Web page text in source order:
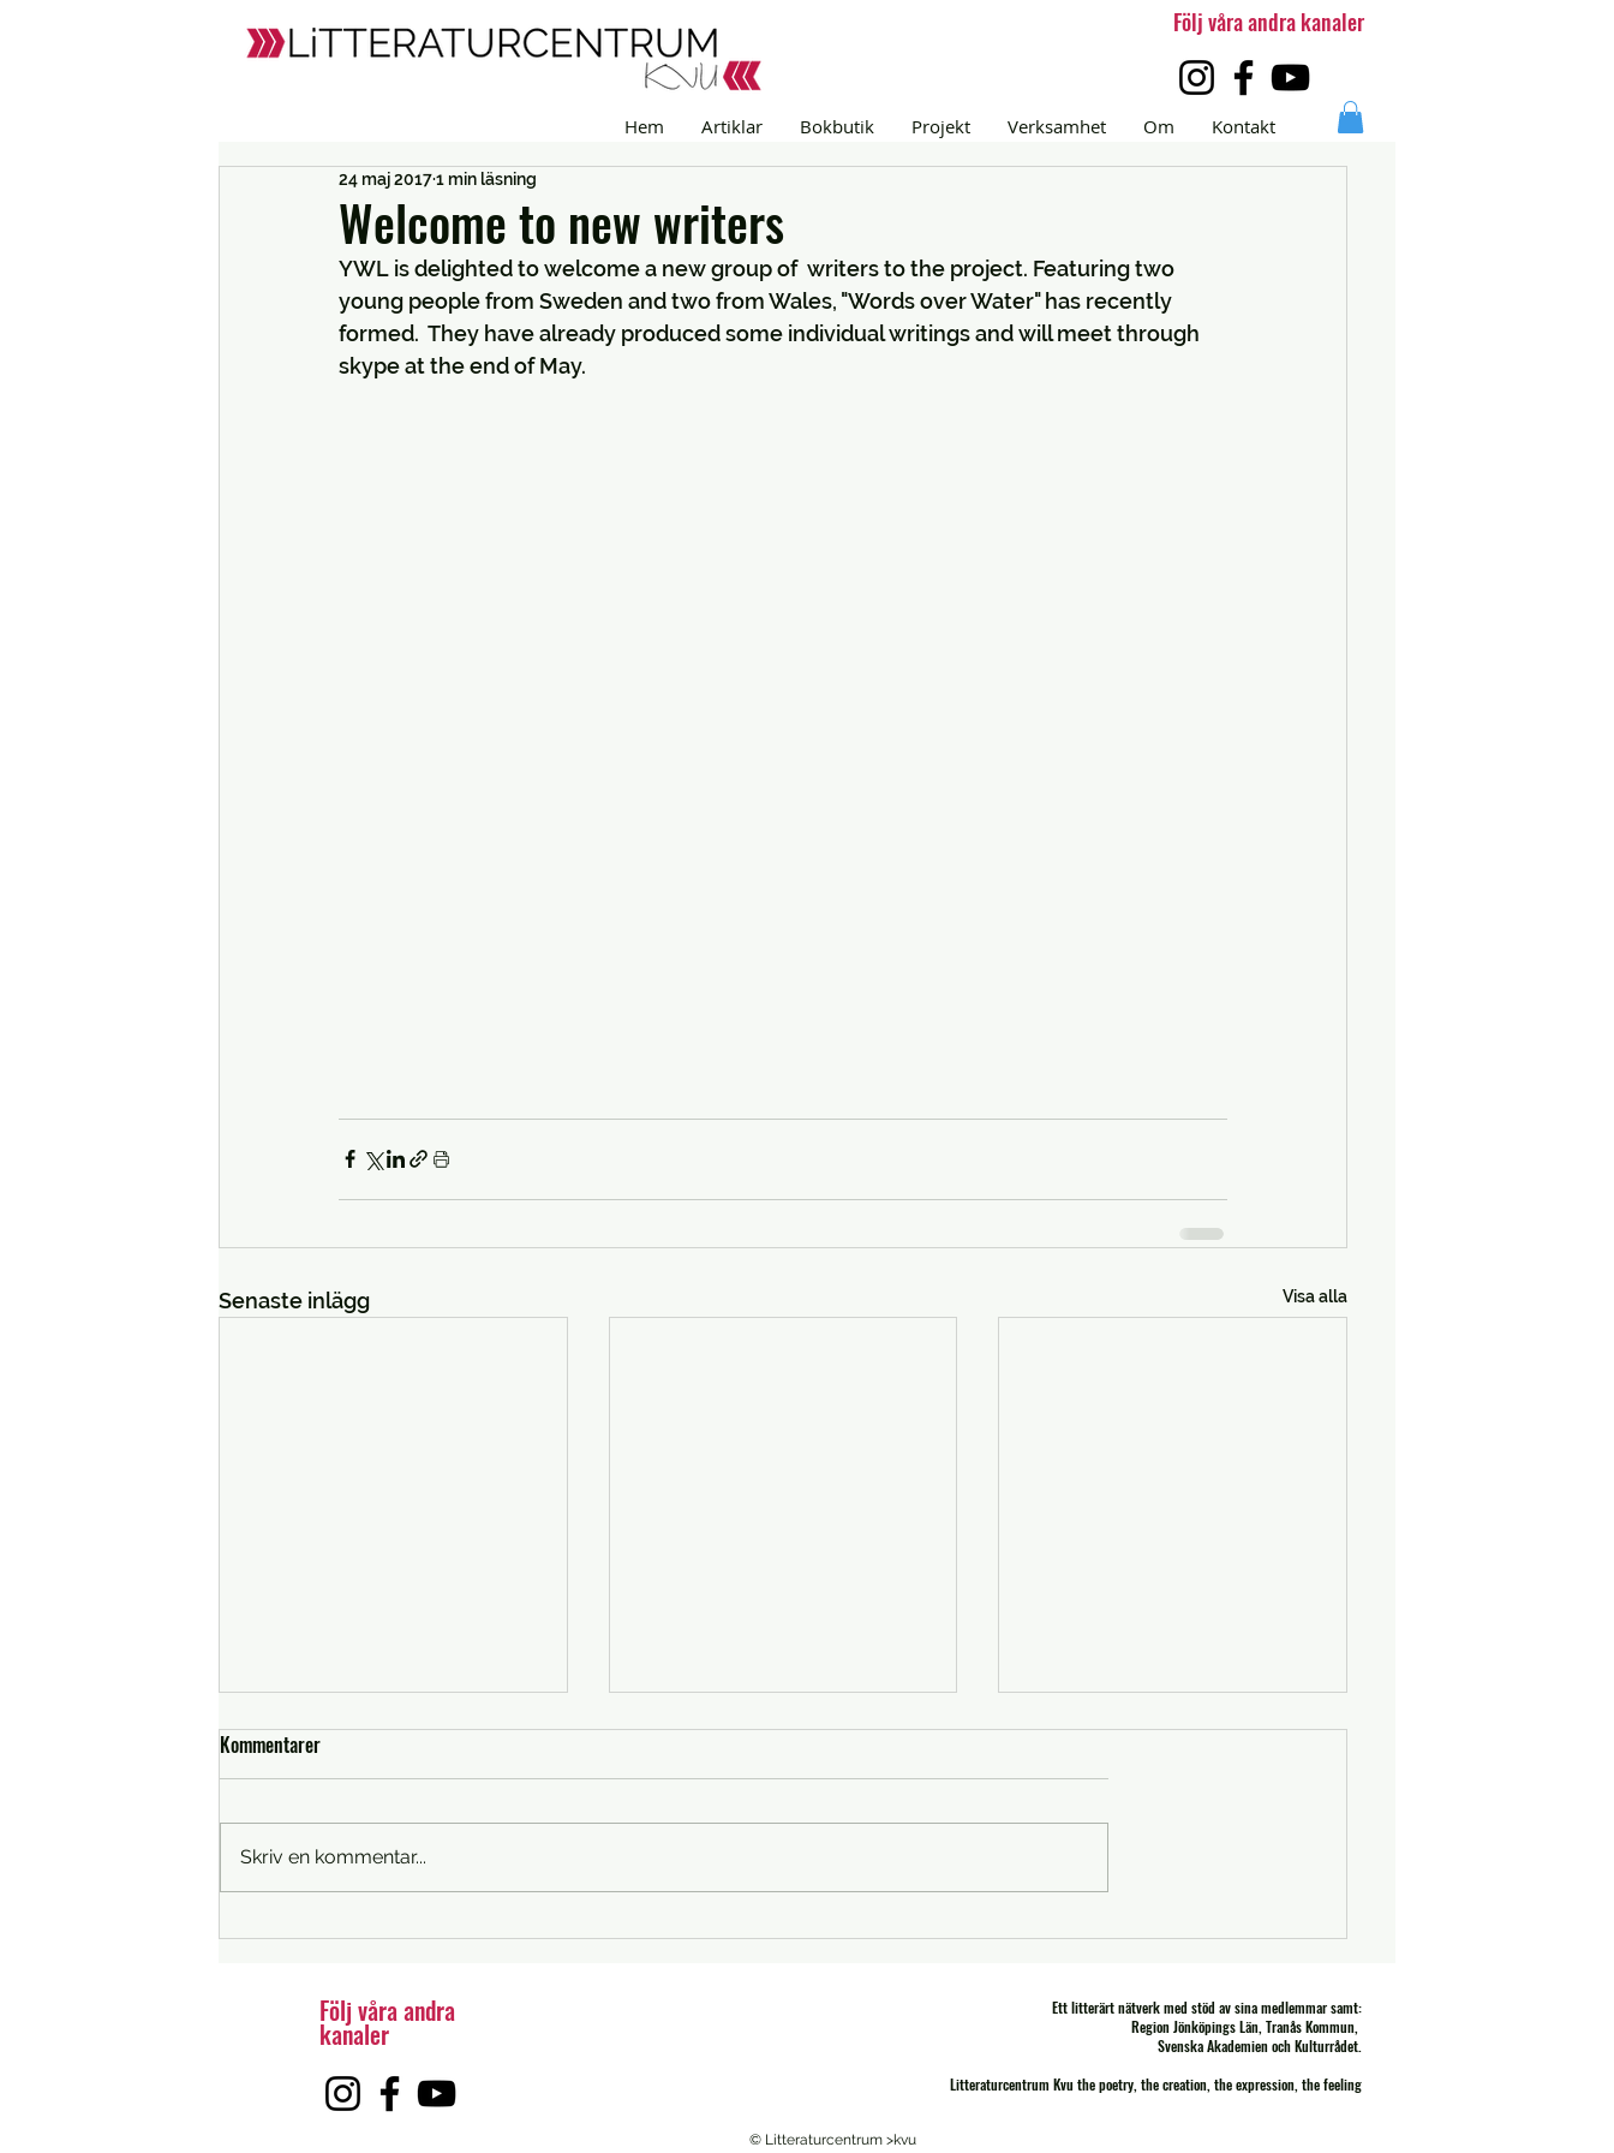
Följ våra andra kanaler
Hem Artiklar Bokbutik Projekt Verksamhet Om Kontakt
Welcome to new writers
24 maj 20171 min läsning
YWL is delighted to welcome a new group of  writers to the project. Featuring two
young people from Sweden and two from Wales, "Words over Water" has recently
formed.  They have already produced some individual writings and will meet through
skype at the end of May.
Senaste inlägg Visa alla
Book Launch Pitch Black
Kommentarer
Skriv en kommentar...
Följ våra andra
kanaler
Ett litterärt nätverk med stöd av sina medlemmar samt:
Region Jönköpings Län, Tranås Kommun,
Svenska Akademien och Kulturrådet.
Litteraturcentrum Kvu the poetry, the creation, the expression, the feeling
© Litteraturcentrum >kvu